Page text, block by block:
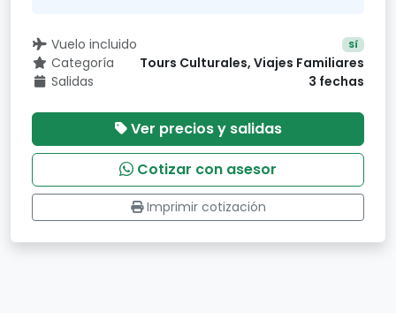
Vuelo incluido Sí
Categoría
Tours Culturales, Viajes Familiares
Salidas
3 fechas
Ver precios y salidas
Cotizar con asesor
Imprimir cotización